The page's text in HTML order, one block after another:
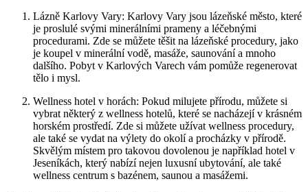
Lázně⁣ Karlovy Vary: Karlovy Vary jsou lázeňské město, které
je proslulé svými ⁣minerálními prameny a léčebnými
procedurami. Zde se můžete ⁣těšit na lázeňské ​procedury, ‌jako
je koupel v‍ minerální vodě, masáže, saunování a mnoho
dalšího. Pobyt v Karlových Varech vám pomůže regenerovat
‍tělo i ⁤mysl.
Wellness ⁣hotel ⁣v⁣ horách:‍ Pokud milujete přírodu, můžete si
vybrat ‍některý ​z wellness hotelů, které se nacházejí⁣ v krásném
horském prostředí. Zde ⁤si můžete užívat wellness‍ procedury, ​
ale⁤ také se vydat na výlety do okolí a procházky v přírodě.
Skvělým místem pro takovou dovolenou je například⁢ hotel v
Jeseníkách, který nabízí nejen luxusní ⁣ubytování, ale také
wellness⁢ centrum s bazénem, saunou⁤ a ⁤masážemi.